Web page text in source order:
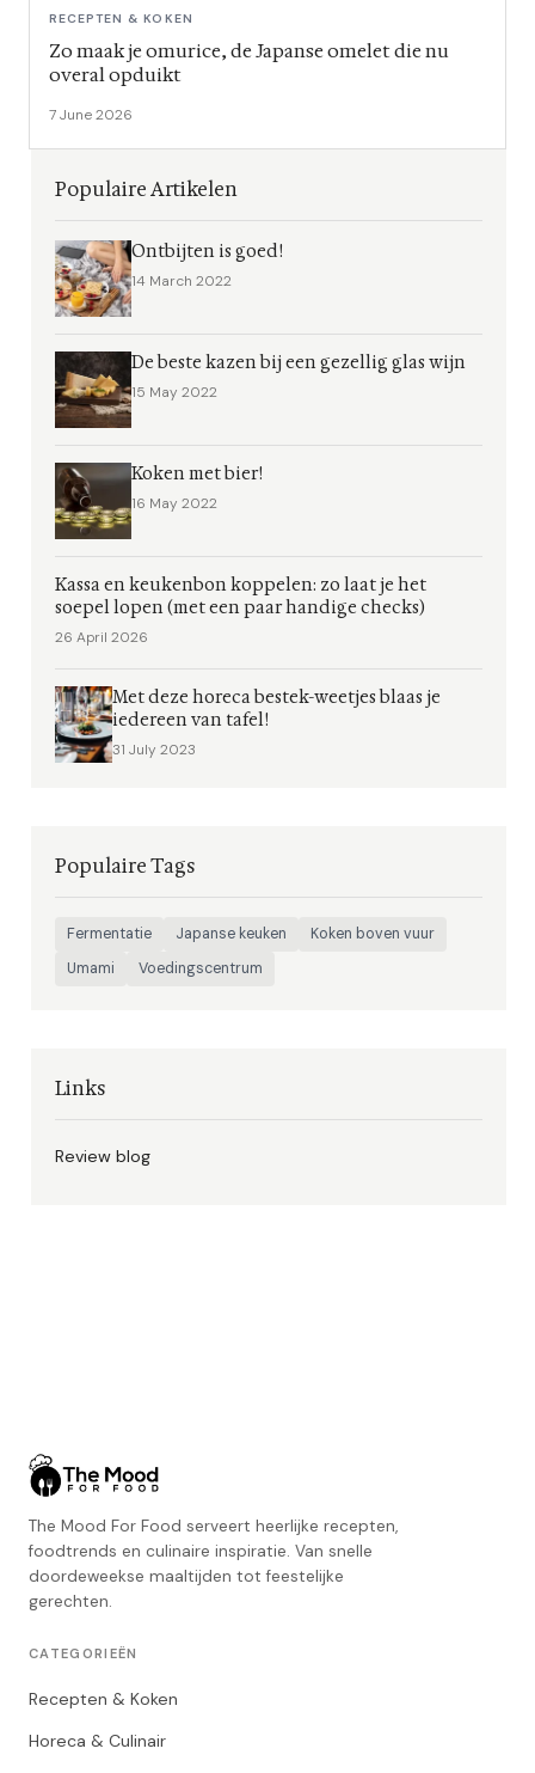
RECEPTEN & KOKEN
Zo maak je omurice, de Japanse omelet die nu
overal opduikt
7 June 2026
Populaire Artikelen
Ontbijten is goed!
14 March 2022
De beste kazen bij een gezellig glas wijn
15 May 2022
Koken met bier!
16 May 2022
Kassa en keukenbon koppelen: zo laat je het
soepel lopen (met een paar handige checks)
26 April 2026
Met deze horeca bestek-weetjes blaas je
iedereen van tafel!
31 July 2023
Populaire Tags
Fermentatie Japanse keuken
Koken boven vuur
Umami
Voedingscentrum
Links
Review blog
The Mood For Food serveert heerlijke recepten,
foodtrends en culinaire inspiratie. Van snelle
doordeweekse maaltijden tot feestelijke
gerechten.
CATEGORIEËN
Recepten & Koken
Horeca & Culinair